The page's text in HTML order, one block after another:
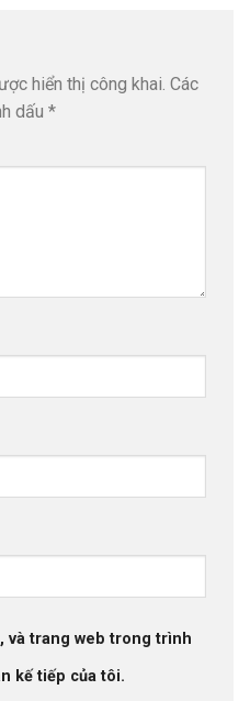
hiển thị công khai. Các
dấu *
và trang web trong trình
kế tiếp của tôi.